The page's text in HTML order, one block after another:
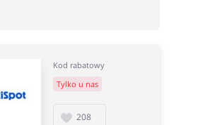
Kod rabatowy
Tylko u nas
208